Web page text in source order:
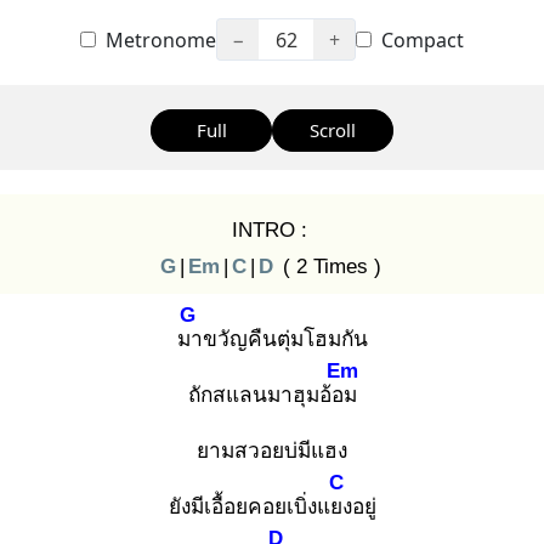
Metronome − 62 + Compact
Full Scroll
INTRO :
G | Em | C | D ( 2 Times )
มา
G
ขวัญคืนตุ่มโฮมกัน
ถักสแลนมาฮุมอ้อม
Em
ยามสวอยบ่มีแฮง
ยังมีเอื้อยคอยเบิ่งแยง
C
อยู่
D